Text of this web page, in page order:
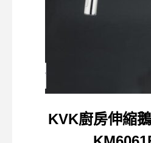
KVK廚房伸縮